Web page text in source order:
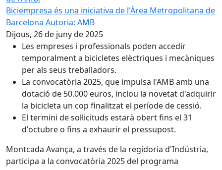
Biciempresa és una iniciativa de l'Àrea Metropolitana de
Barcelona Autoria: AMB
Dijous, 26 de juny de 2025
Les empreses i professionals poden accedir
temporalment a bicicletes elèctriques i mecàniques
per als seus treballadors.
La convocatòria 2025, que impulsa l'AMB amb una
dotació de 50.000 euros, inclou la novetat d'adquirir
la bicicleta un cop finalitzat el període de cessió.
El termini de sol·licituds estarà obert fins el 31
d'octubre o fins a exhaurir el pressupost.
Montcada Avança, a través de la regidoria d'Indústria,
participa a la convocatòria 2025 del programa